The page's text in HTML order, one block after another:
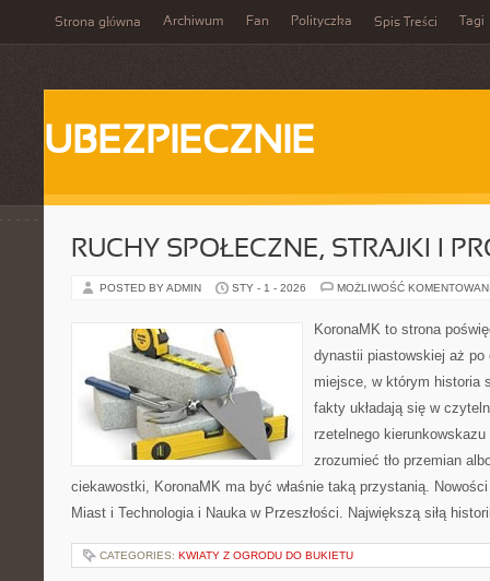
Strona główna Archiwum Fan Polityczka Spis Treści Tagi
UBEZPIECZNIE
RUCHY SPOŁECZNE, STRAJKI I
POSTED BY ADMIN STY - 1 - 2026 MOŻLIWOŚĆ
KoronaMK to strona
dynastii piastowskiej aż
miejsce, w którym historia
fakty układają się w
rzetelnego
zrozumieć tło przemian
ciekawostki, KoronaMK ma być właśnie taką przystanią.
Miast i Technologia i Nauka w Przeszłości. Największą siłą
CATEGORIES: KWIATY Z OGRODU DO BUKIETU